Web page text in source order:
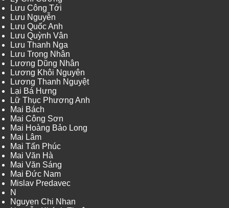
Lưu Công Tới
Lưu Nguyễn
Lưu Quốc Anh
Lưu Quỳnh Vân
Lưu Thanh Nga
Lưu Trọng Nhân
Lương Dũng Nhân
Lương Khôi Nguyên
Lương Thanh Nguyệt
Lại Bá Hưng
Lữ Thục Phương Anh
Mai Bách
Mai Công Sơn
Mai Hoàng Bảo Long
Mai Lâm
Mai Tấn Phúc
Mai Văn Hà
Mai Văn Sáng
Mai Đức Nam
Mislav Predavec
N
Nguyen Chi Nhan